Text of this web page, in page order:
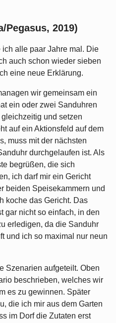
Pegasus, 2019)
ich alle paar Jahre mal. Die
auch schon wieder sieben
eine neue Erklärung.
wir gemeinsam ein
ein oder zwei Sanduhren
und setzen
auf ein Aktionsfeld auf dem
muss mit der nächsten
durchgelaufen ist. Als
begrüßen, die sich
ich darf mir ein Gericht
beiden Speisekammern und
koche das Gericht. Das
gar nicht so einfach, in den
erledigen, da die Sanduhr
und ich so maximal nur neun
Szenarien aufgeteilt. Oben
beschrieben, welches wir
es zu gewinnen. Später
die ich mir aus dem Garten
im Dorf die Zutaten erst